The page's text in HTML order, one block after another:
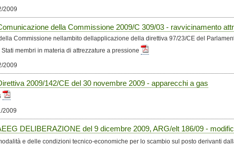
2009
della Commissione 2009/C 309/03 - ravvicinamento
Commissione nellambito dellapplicazione della direttiva 97/23/CE del
membri in materia di attrezzature a pressione
2009
2009/142/CE del 30 novembre 2009 - apparecchi a gas
2009
DELIBERAZIONE del 9 dicembre 2009, ARG/elt 186/09 -
e delle condizioni tecnico-economiche per lo scambio sul posto derivanti